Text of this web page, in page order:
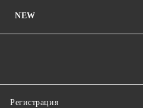
NEW
Регистрация